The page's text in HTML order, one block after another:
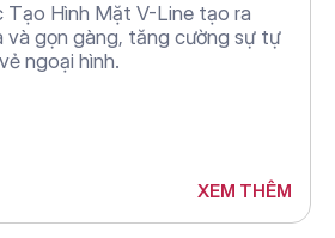
Tạo Hình Mặt V-Line tạo ra
và gọn gàng, tăng cường sự tự
ngoại hình.
XEM THÊM